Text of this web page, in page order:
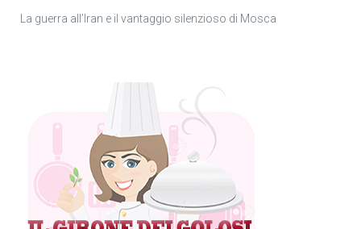
La guerra all’Iran e il vantaggio silenzioso di Mosca